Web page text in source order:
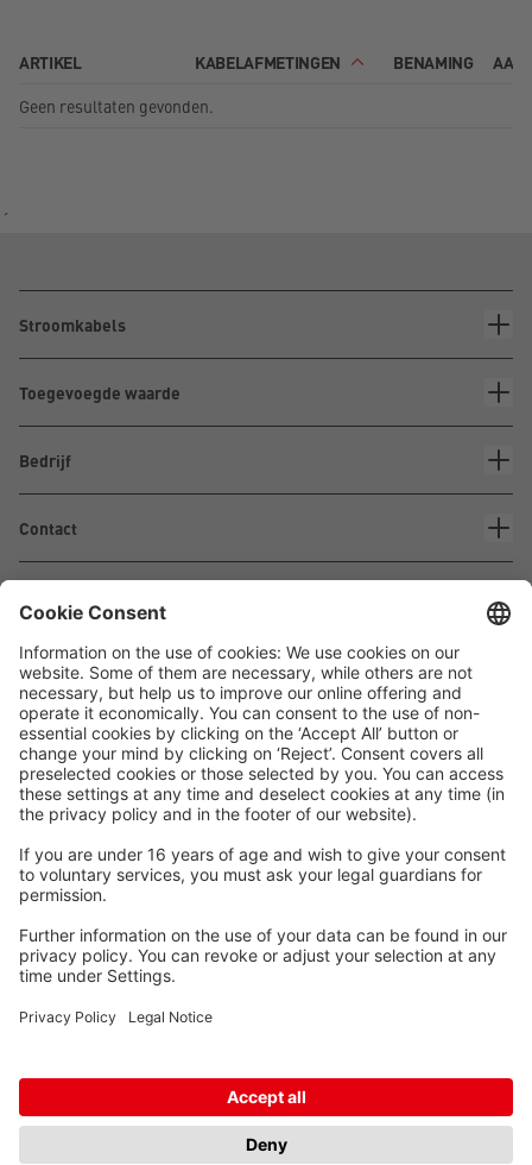
ARTIKEL KABELAFMETINGEN BENAMING
Geen resultaten gevonden.
´
Stroomkabels
Toegevoegde waarde
Bedrijf
Contact
Waskönig+Walter
Kabel-Werk GmbH u. Co. KG
Ostermoorstraße 77
26683 Saterland
Telefoon +49 4498 88-0
Fax +49 4498 88-900
info[att]waskoenig.de
Volg ons: